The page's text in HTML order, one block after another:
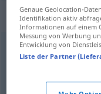
Zugang
Anschaffung,Kauf,
Genaue Geolocation-
Identifikation aktiv
Informationen auf einem
Messung von Werbung
Entwicklung von
Liste der Partner